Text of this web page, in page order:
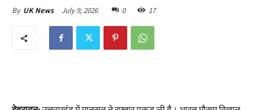
By UK News July 9, 2026 0 17